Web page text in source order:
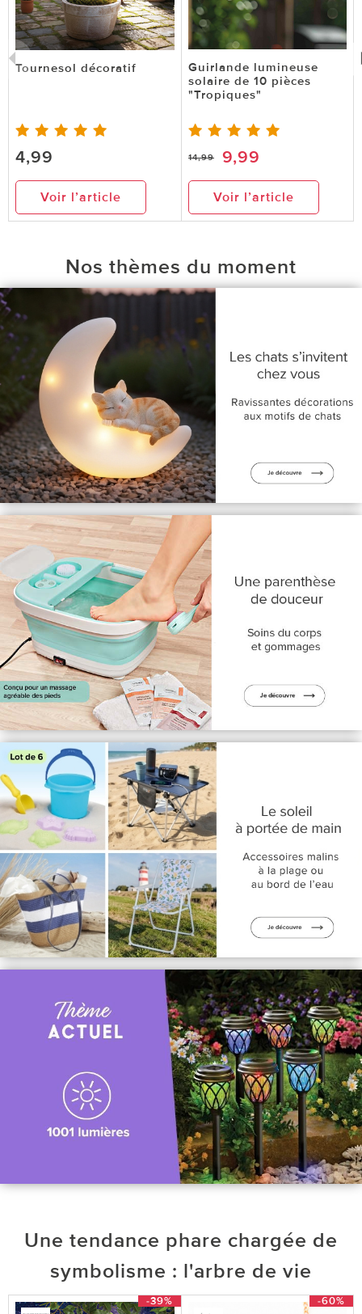
Tournesol décoratif
4,99
Voir l’article
Guirlande lumineuse
solaire de 10 pièces
"Tropiques"
14,99 9,99
Voir l’article
Nos thèmes du moment
Une tendance phare chargée de
symbolisme : l'arbre de vie
-39% -60%